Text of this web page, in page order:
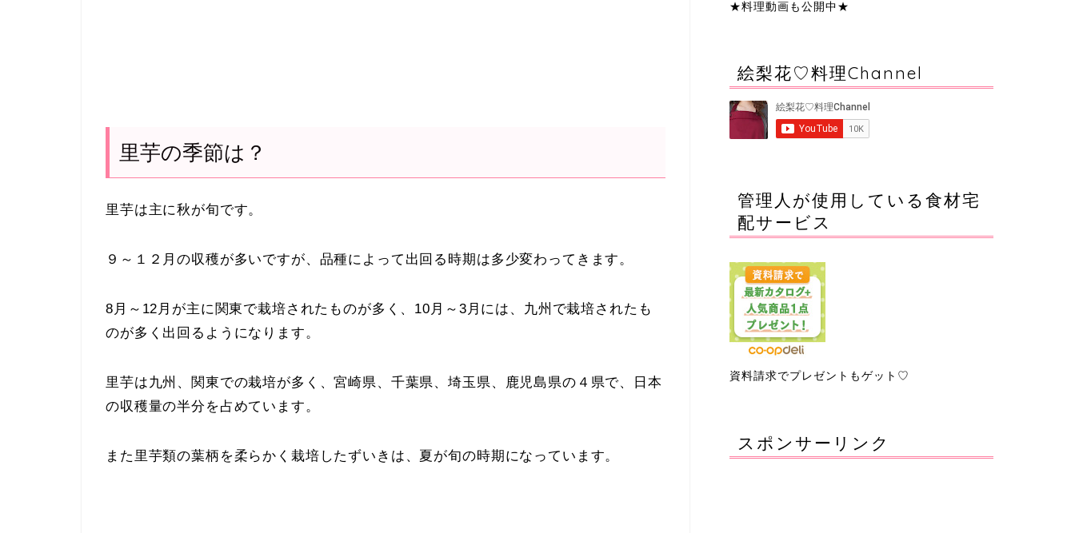
里芋の季節は？
里芋は主に秋が旬です。
９～１２月の収穫が多いですが、品種によって出回る時期は多少変わってきます。
8月～12月が主に関東で栽培されたものが多く、10月～3月には、九州で栽培されたも
のが多く出回るようになります。
里芋は九州、関東での栽培が多く、宮崎県、千葉県、埼玉県、鹿児島県の４県で、日本
の収穫量の半分を占めています。
また里芋類の葉柄を柔らかく栽培したずいきは、夏が旬の時期になっています。
★料理動画も公開中★
絵梨花♡料理Channel
管理人が使用している食材宅
配サービス
資料請求でプレゼントもゲット♡
スポンサーリンク